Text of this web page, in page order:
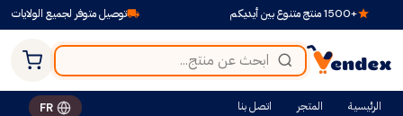
توصيل متوفر لجميع الولايات +1500 منتج متنوع بين أيديكم
الرئيسية المتجر اتصل بنا FR